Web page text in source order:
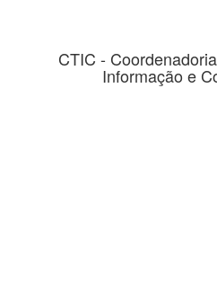
CTIC -
Informação e